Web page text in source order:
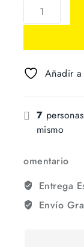
Añadir
7
mismo
omentario
Entrega
Envío